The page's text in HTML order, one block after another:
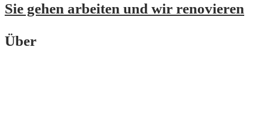
Sie gehen arbeiten und wir renovieren
Über